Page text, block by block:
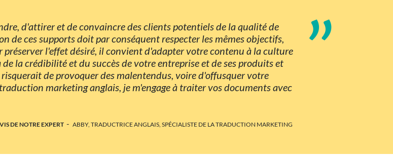
d'attirer et de convaincre des clients potentiels de la qualité de
de ces supports doit par conséquent respecter les mêmes objectifs,
préserver l'effet désiré, il convient d'adapter votre contenu à la culture
la crédibilité et du succès de votre entreprise et de ses produits et
de provoquer des malentendus, voire d'offusquer votre
marketing anglais, je m'engage à traiter vos documents avec
”
DE NOTRE EXPERT - ABBY, TRADUCTRICE ANGLAIS, SPÉCIALISTE DE LA TRADUCTION MARKETING